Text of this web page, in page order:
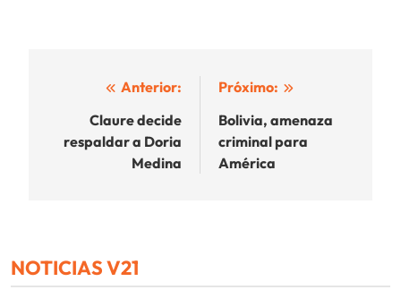
Navegación
entradas
Anterior:
Claure decide
respaldar a Doria
Medina
Próximo:
Bolivia, amenaza
criminal para
América
NOTICIAS V21